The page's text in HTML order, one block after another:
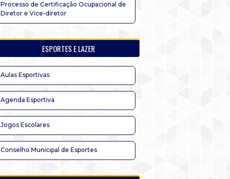
Processo de Certificação Ocupacional de
Diretor e Vice-diretor
ESPORTES E LAZER
Aulas Esportivas
Agenda Esportiva
Jogos Escolares
Conselho Municipal de Esportes